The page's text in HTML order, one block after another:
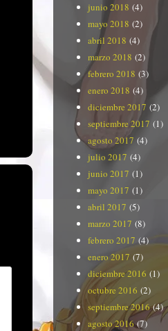
junio 2018 (4)
mayo 2018 (2)
abril 2018 (4)
marzo 2018 (2)
febrero 2018 (3)
enero 2018 (4)
diciembre 2017 (2)
septiembre 2017 (1)
agosto 2017 (4)
julio 2017 (4)
junio 2017 (1)
mayo 2017 (1)
abril 2017 (5)
marzo 2017 (8)
febrero 2017 (4)
enero 2017 (7)
diciembre 2016 (1)
octubre 2016 (2)
septiembre 2016(4)
agosto 2016(7)